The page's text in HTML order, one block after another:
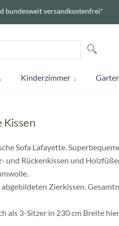
bundesweit versandkostenfrei*
Suche
Suche
Kinderzimmer
Kissen
Sofa Lafayette.
und Rückenkissen und
Zierkissen.
als 3-Sitzer in 230 cm Breite